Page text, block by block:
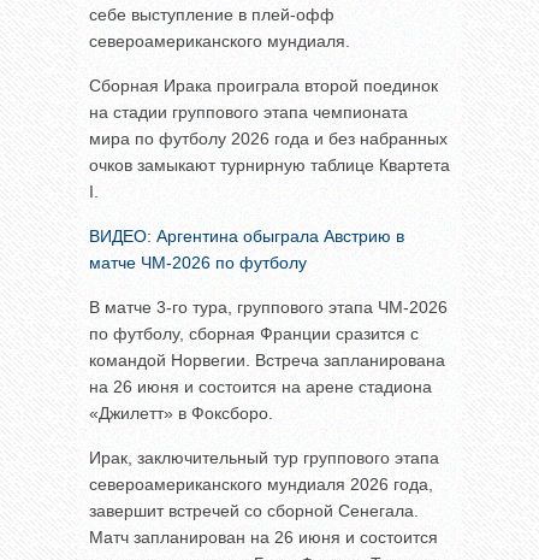
себе выступление в плей-офф
североамериканского мундиаля.
Сборная Ирака проиграла второй поединок
на стадии группового этапа чемпионата
мира по футболу 2026 года и без набранных
очков замыкают турнирную таблице Квартета
I.
ВИДЕО: Аргентина обыграла Австрию в
матче ЧМ-2026 по футболу
В матче 3-го тура, группового этапа ЧМ-2026
по футболу, сборная Франции сразится с
командой Норвегии. Встреча запланирована
на 26 июня и состоится на арене стадиона
«Джилетт» в Фоксборо.
Ирак, заключительный тур группового этапа
североамериканского мундиаля 2026 года,
завершит встречей со сборной Сенегала.
Матч запланирован на 26 июня и состоится